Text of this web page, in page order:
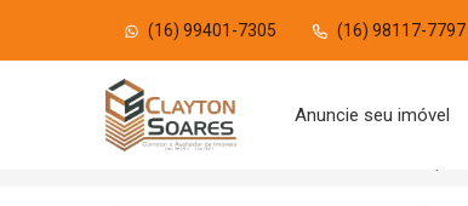
(16) 99401-7305 (16) 98117-7797
Página inicial
Anuncie seu imóvel